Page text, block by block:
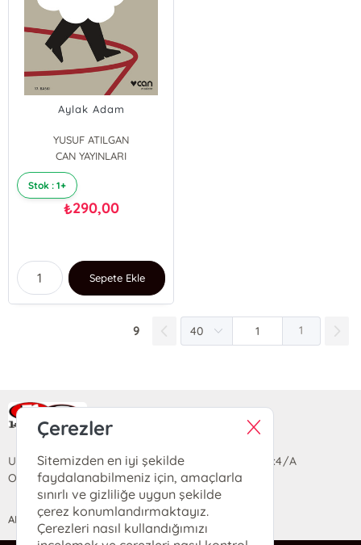
Aylak Adam
YUSUF ATILGAN
CAN YAYINLARI
Stok : 1+
₺290,00
Sepete Ekle
9 1
Ra Yayın Kitabevi
Uzun Sokak Saray Çarşısı Lara Sineması Girişi No:4/A
Ortahisar/TRABZON
ANASAYFA YARDIM İLETİŞİM
Çerezler
Sitemizden en iyi şekilde
faydalanabilmeniz için, amaçlarla
sınırlı ve gizliliğe uygun şekilde
çerez konumlandırmaktayız.
Çerezleri nasıl kullandığımızı